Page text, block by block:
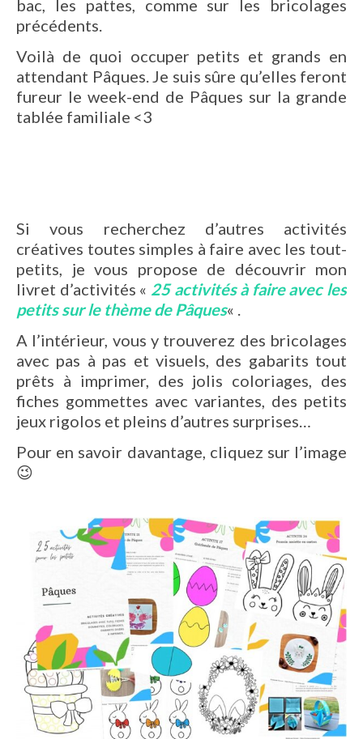
bac, les pattes, comme sur les bricolages
précédents.
Voilà de quoi occuper petits et grands en
attendant Pâques. Je suis sûre qu’elles feront
fureur le week-end de Pâques sur la grande
tablée familiale <3
Si vous recherchez d’autres activités
créatives toutes simples à faire avec les tout-
petits, je vous propose de découvrir mon
livret d’activités « 25 activités à faire avec les
petits sur le thème de Pâques« .
A l’intérieur, vous y trouverez des bricolages
avec pas à pas et visuels, des gabarits tout
prêts à imprimer, des jolis coloriages, des
fiches gommettes avec variantes, des petits
jeux rigolos et pleins d’autres surprises…
Pour en savoir davantage, cliquez sur l’image
😉